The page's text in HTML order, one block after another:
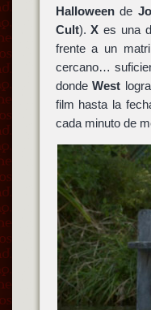
Halloweende
Cult).X es una
frente a un
cercano…
dondeWest
film hasta la
cada minuto de